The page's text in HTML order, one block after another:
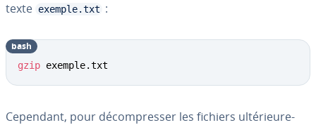
texte exemple.txt :
gzip exemple.txt
bash
Cependant, pour dé­com­pres­ser les fichiers ul­té­rieu­re­